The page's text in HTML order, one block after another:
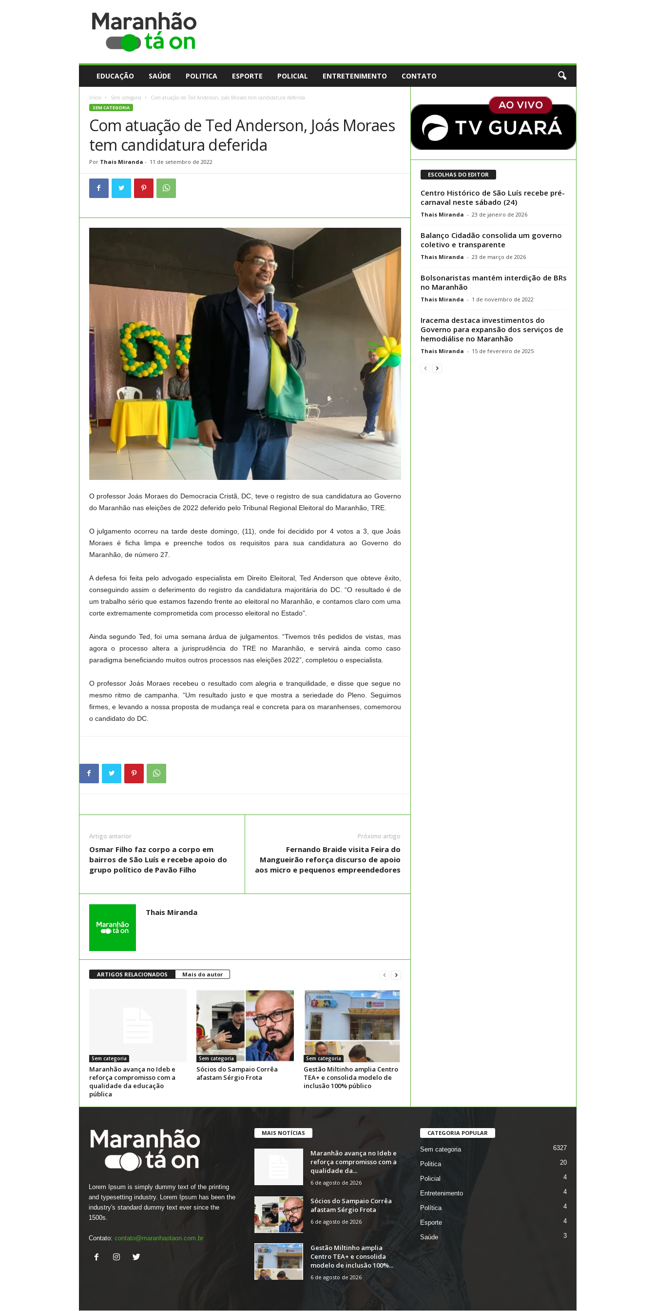
EDUCAÇÃO SAÚDE POLITICA ESPORTE POLICIAL ENTRETENIMENTO CONTATO
Início Sem categoria Com atuação de Ted Anderson, Joás Moraes tem candidatura deferida
SEM CATEGORIA
Com atuação de Ted Anderson, Joás Moraes
tem candidatura deferida
Por Thais Miranda - 11 de setembro de 2022
O professor Joás Moraes do Democracia Cristã, DC, teve o registro de sua candidatura ao Governo
do Maranhão nas eleições de 2022 deferido pelo Tribunal Regional Eleitoral do Maranhão, TRE.
O julgamento ocorreu na tarde deste domingo, (11), onde foi decidido por 4 votos a 3, que Joás
Moraes é ficha limpa e preenche todos os requisitos para sua candidatura ao Governo do
Maranhão, de número 27.
A defesa foi feita pelo advogado especialista em Direito Eleitoral, Ted Anderson que obteve êxito,
conseguindo assim o deferimento do registro da candidatura majoritária do DC. “O resultado é de
um trabalho sério que estamos fazendo frente ao eleitoral no Maranhão, e contamos claro com uma
corte extremamente comprometida com processo eleitoral no Estado”.
Ainda segundo Ted, foi uma semana árdua de julgamentos. “Tivemos três pedidos de vistas, mas
agora o processo altera a jurisprudência do TRE no Maranhão, e servirá ainda como caso
paradigma beneficiando muitos outros processos nas eleições 2022”, completou o especialista.
O professor Joás Moraes recebeu o resultado com alegria e tranquilidade, e disse que segue no
mesmo ritmo de campanha. “Um resultado justo e que mostra a seriedade do Pleno. Seguimos
firmes, e levando a nossa proposta de mudança real e concreta para os maranhenses, comemorou
o candidato do DC.
Artigo anterior
Osmar Filho faz corpo a corpo em
bairros de São Luís e recebe apoio do
grupo político de Pavão Filho
Próximo artigo
Fernando Braide visita Feira do
Mangueirão reforça discurso de apoio
aos micro e pequenos empreendedores
Thais Miranda
ARTIGOS RELACIONADOS Mais do autor
Sem categoria
Maranhão avança no Ideb e
reforça compromisso com a
qualidade da educação
pública
Sem categoria
Sócios do Sampaio Corrêa
afastam Sérgio Frota
Sem categoria
Gestão Miltinho amplia Centro
TEA+ e consolida modelo de
inclusão 100% público
ESCOLHAS DO EDITOR
Centro Histórico de São Luís recebe pré-
carnaval neste sábado (24)
Thais Miranda - 23 de janeiro de 2026
Balanço Cidadão consolida um governo
coletivo e transparente
Thais Miranda - 23 de março de 2026
Bolsonaristas mantém interdição de BRs
no Maranhão
Thais Miranda - 1 de novembro de 2022
Iracema destaca investimentos do
Governo para expansão dos serviços de
hemodiálise no Maranhão
Thais Miranda - 15 de fevereiro de 2025
Lorem Ipsum is simply dummy text of the printing
and typesetting industry. Lorem Ipsum has been the
industry's standard dummy text ever since the
1500s.
Contato: contato@maranhaotaon.com.br
MAIS NOTÍCIAS
Maranhão avança no Ideb e
reforça compromisso com a
qualidade da...
6 de agosto de 2026
Sócios do Sampaio Corrêa
afastam Sérgio Frota
6 de agosto de 2026
Gestão Miltinho amplia
Centro TEA+ e consolida
modelo de inclusão 100%...
6 de agosto de 2026
CATEGORIA POPULAR
Sem categoria 6327
Politica 20
Policial 4
Entretenimento 4
Política 4
Esporte 4
Saúde 3